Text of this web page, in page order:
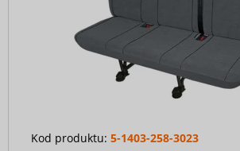
Kod produktu: 5-1403-258-3023